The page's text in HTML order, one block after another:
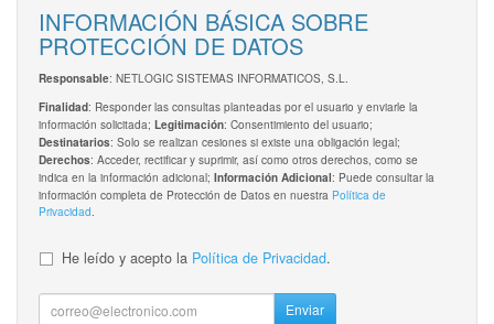
INFORMACIÓN BÁSICA SOBRE
PROTECCIÓN DE DATOS
Responsable: NETLOGIC SISTEMAS INFORMATICOS, S.L.
Finalidad: Responder las consultas planteadas por el usuario y enviarle la
información solicitada; Legitimación: Consentimiento del usuario;
Destinatarios: Solo se realizan cesiones si existe una obligación legal;
Derechos: Acceder, rectificar y suprimir, así como otros derechos, como se
indica en la información adicional; Información Adicional: Puede consultar la
información completa de Protección de Datos en nuestra Política de
Privacidad.
He leído y acepto la Política de Privacidad.
Enviar